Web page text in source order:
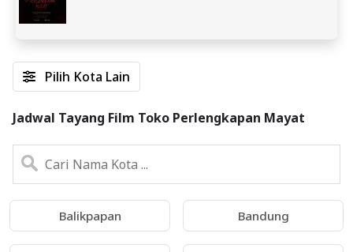
Pilih Kota Lain
Jadwal Tayang Film Toko Perlengkapan Mayat
Balikpapan Bandung